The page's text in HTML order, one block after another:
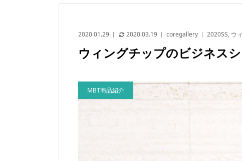
2020.01.29 2020.03.19 coregallery 2020SS, ウ
ウィングチップのビジネス
MBT商品紹介